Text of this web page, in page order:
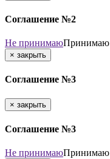
Соглашение №2
Не принимаюПринимаю
× закрыть
Соглашение №3
× закрыть
Соглашение №3
Не принимаюПринимаю